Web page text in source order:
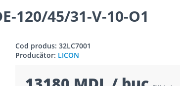
120/45/31-V-10-O1
Cod produs: 32LC7001
Producător: LICON